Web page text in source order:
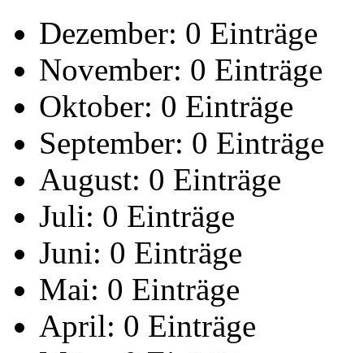
Dezember: 0 Einträge
November: 0 Einträge
Oktober: 0 Einträge
September: 0 Einträge
August: 0 Einträge
Juli: 0 Einträge
Juni: 0 Einträge
Mai: 0 Einträge
April: 0 Einträge